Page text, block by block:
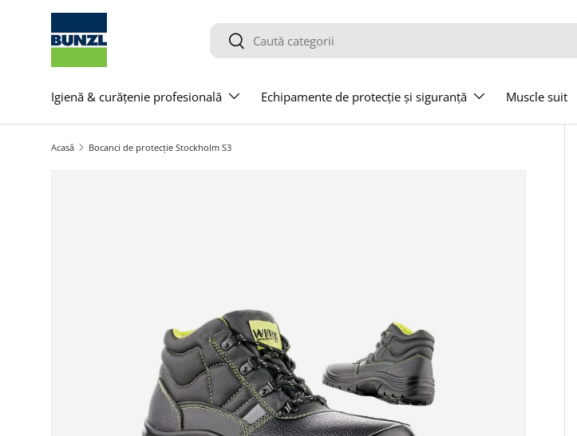
Salt la conținut Caută
Caută
Igienă & curățenie profesională Echipamente de protecție și siguranță Muscle suit
Acasă Bocanci de protecție Stockholm S3